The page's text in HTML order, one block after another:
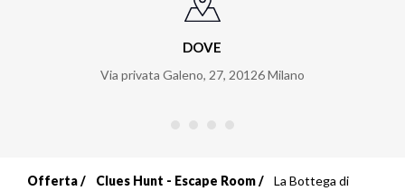
DOVE
Via privata Galeno, 27, 20126Milano
Offerta Clues Hunt - Escape Room
La Bottega di